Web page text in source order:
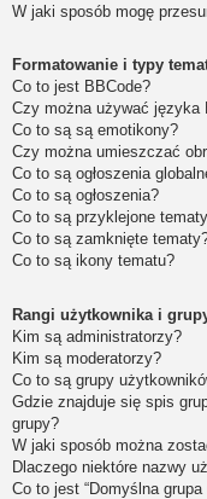
W jaki sposób mogę
Formatowanie i typy
Co to jest BBCode?
Czy można używać języka
Co to są są emotikony?
Czy można umieszczać
Co to są ogłoszenia
Co to są ogłoszenia?
Co to są przyklejone
Co to są zamknięte
Co to są ikony tematu?
Rangi użytkownika i
Kim są administratorzy?
Kim są moderatorzy?
Co to są grupy
Gdzie znajduje się spis
grupy?
W jaki sposób można
Dlaczego niektóre nazwy
Co to jest “Domyślna grupa